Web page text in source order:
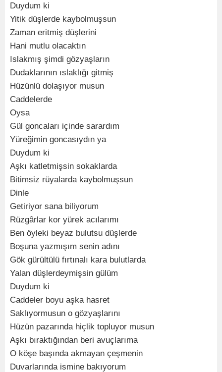
Duydum ki
Yitik düşlerde kaybolmuşsun
Zaman eritmiş düşlerini
Hani mutlu olacaktın
Islakmış şimdi gözyaşların
Dudaklarının ıslaklığı gitmiş
Hüzünlü dolaşıyor musun
Caddelerde
Oysa
Gül goncaları içinde sarardım
Yüreğimin goncasıydın ya
Duydum ki
Aşkı katletmişsin sokaklarda
Bitimsiz rüyalarda kaybolmuşsun
Dinle
Getiriyor sana biliyorum
Rüzgârlar kor yürek acılarımı
Ben öyleki beyaz bulutsu düşlerde
Boşuna yazmışım senin adını
Gök gürültülü fırtınalı kara bulutlarda
Yalan düşlerdeymişsin gülüm
Duydum ki
Caddeler boyu aşka hasret
Saklıyormusun o gözyaşlarını
Hüzün pazarında hiçlik topluyor musun
Aşkı bıraktığından beri avuçlarıma
O köşe başında akmayan çeşmenin
Duvarlarında ismine bakıyorum